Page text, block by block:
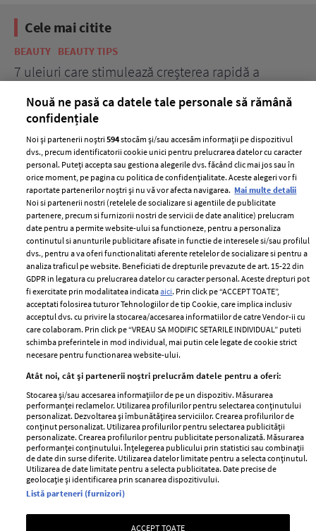
Cele mai citite
BEAUTY BEAUTY TIPS
7 uleiuri care stimulează creșterea rapidă a
ELLE Style Awards
2024
Despre ELLE
Romania
Contact
Abonamente
Termeni si conditii
Politica de
confidențialitate
Politica de cookies
Publicitate
GSP
Unica
Baby
Retete
femei
Viva
Avantaje
Retete practice
Pariază responsabil! Decizia ONJN nr. 821/25.09.2025.
Jocurile de noroc sunt interzise minorilor.
Nouă ne pasă ca datele tale personale să rămână
confidențiale
Noi și partenerii noștri594stocăm și/sau accesăm informații pe dispozitivul
dvs., precum identificatorii cookie unici pentru prelucrarea datelor cu caracter
personal. Puteți accepta sau gestiona alegerile dvs. făcând clic mai jos sau în
orice moment, pe pagina cu politica de confidențialitate. Aceste alegeri vor fi
raportate partenerilor noștri și nu vă vor afecta navigarea. Mai multe detalii
Noi si partenerii nostri (retelele de socializare si agentiile de publicitate
partenere, precum si furnizorii nostri de servicii de date analitice) prelucram
date pentru a permite website-ului sa functioneze, pentru a personaliza
continutul si anunturile publicitare afisate in functie de interesele si/sau profilul
dvs., pentru a va oferi functionalitati aferente retelelor de socializare si pentru a
analiza traficul pe website. Beneficiati de drepturile prevazute de art. 15-22 din
GDPR in legatura cu prelucrarea datelor cu caracter personal. Aceste drepturi pot
fi exercitate prin modalitatea indicataaici. Prin click pe “ACCEPT TOATE”,
acceptati folosirea tuturor Tehnologiilor de tip Cookie, care implica inclusiv
acceptul dvs. cu privire la stocarea/accesarea informatiilor de catre Vendor-ii cu
care colaboram. Prin click pe “VREAU SA MODIFIC SETARILE INDIVIDUAL” puteti
schimba preferintele in mod individual, mai putin cele legate de cookie strict
necesare pentru functionarea website-ului.
Atât noi, cât și partenerii noștri prelucrăm datele pentru a oferi:
Stocarea și/sau accesarea informațiilor de pe un dispozitiv. Măsurarea
performanței reclamelor. Utilizarea profilurilor pentru selectarea conținutului
personalizat. Dezvoltarea și îmbunătățirea serviciilor. Crearea profilurilor de
conținut personalizat. Utilizarea profilurilor pentru selectarea publicității
personalizate. Crearea profilurilor pentru publicitate personalizată. Măsurarea
performanței conținutului. Înțelegerea publicului prin statistici sau combinații
de date din surse diferite. Utilizarea datelor limitate pentru a selecta conținutul.
Utilizarea de date limitate pentru a selecta publicitatea. Date precise de
geolocație și identificarea prin scanarea dispozitivului.
Listă parteneri (furnizori)
ACCEPT TOATE